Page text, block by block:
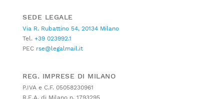
SEDE LEGALE
Via R. Rubattino 54, 20134 Milano
Tel. +39 023992.1
PEC rse@legalmail.it
REG. IMPRESE DI MILANO
P.IVA e C.F. 05058230961
R.E.A. di Milano n. 1793295